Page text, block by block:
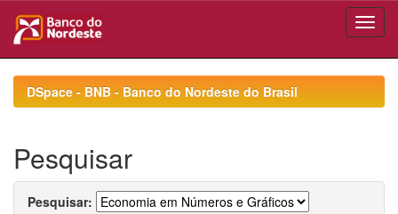
navigationDSpace - BNB - Banco do Nordeste do Brasil
Pesquisar
Pesquisar: